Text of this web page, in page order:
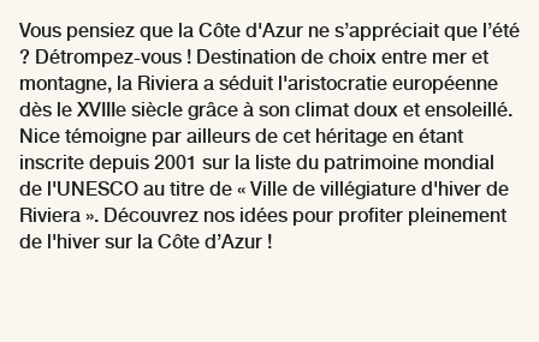
Vous pensiez que la Côte d'Azur ne s’appréciait que l’été
? Détrompez-vous ! Destination de choix entre mer et
montagne, la Riviera a séduit l'aristocratie européenne
dès le XVIIIe siècle grâce à son climat doux et ensoleillé.
Nice témoigne par ailleurs de cet héritage en étant
inscrite depuis 2001 sur la liste du patrimoine mondial
de l'UNESCO au titre de « Ville de villégiature d'hiver de
Riviera ». Découvrez nos idées pour profiter pleinement
de l'hiver sur la Côte d’Azur !